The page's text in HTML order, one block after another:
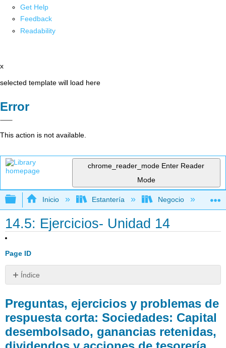
Get Help
Feedback
Readability
x
selected template will load here
Error
This action is not available.
chrome_reader_mode Enter Reader
Mode
Expandir/contraer jerarquía global
Inicio Estantería Negocio
14.5: Ejercicios- Unidad 14
Page ID
Índice
ejercicios
y
problemas
de
Preguntas, ejercicios y problemas de
respuesta corta: Sociedades: Capital
desembolsado, ganancias retenidas,